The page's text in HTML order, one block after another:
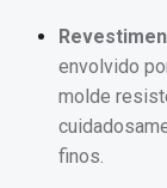
envolvido
molde
finos.